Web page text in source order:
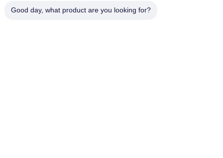
Good day, what product are you looking for?